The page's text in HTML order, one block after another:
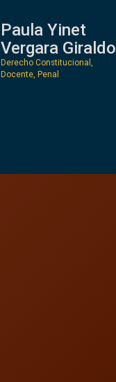
Paula Yinet
Vergara Giraldo
Derecho Constitucional,
Docente, Penal